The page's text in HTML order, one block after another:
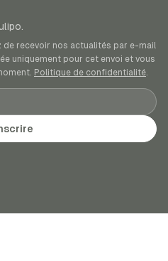
de recevoir nos actualités par e-mail
uniquement pour cet envoi et vous
Politique de confidentialité.